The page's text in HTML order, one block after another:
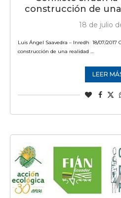
construcción de
18 de julio
Luis Ángel Saavedra – Inredh 18/07/
construcción de una realidad …
LEER